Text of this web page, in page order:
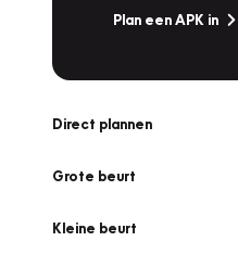
Plan een APK in
Direct plannen
Grote beurt
Kleine beurt